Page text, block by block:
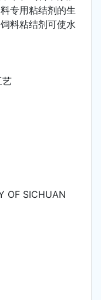
专用粘结剂的生
料粘结剂可使水
OF SICHUAN